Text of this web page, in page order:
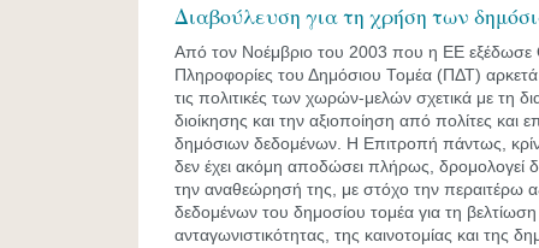
Διαβούλευση για τη χρήση των
Από τον Νοέμβριο του 2003 που η ΕΕ εξέδωσε
Πληροφορίες του Δημόσιου Τομέα (ΠΔΤ)
τις πολιτικές των χωρών-μελών σχετικά με τη
διοίκησης και την αξιοποίηση από πολίτες και
δημόσιων δεδομένων. Η Επιτροπή πάντως,
δεν έχει ακόμη αποδώσει πλήρως, δρομολογεί
την αναθεώρησή της, με στόχο την περαιτέρω
δεδομένων του δημοσίου τομέα για τη
ανταγωνιστικότητας, της καινοτομίας και της